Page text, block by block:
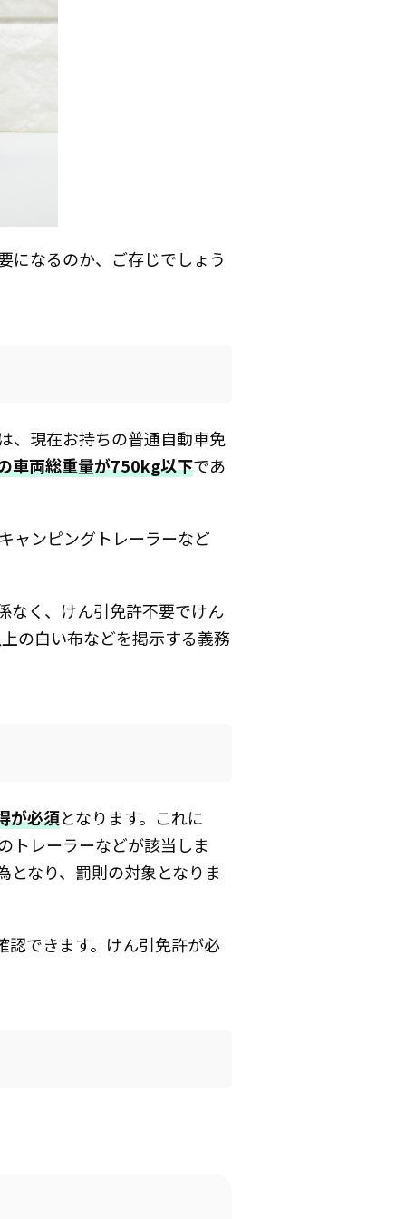
になるのか、ご存じでしょう
、現在お持ちの普通自動車免
車両総重量が750kg以下であ
ャンピングトレーラーなど
なく、けん引免許不要でけん
の白い布などを掲示する義務
が必須となります。これに
トレーラーなどが該当しま
なり、罰則の対象となりま
できます。けん引免許が必